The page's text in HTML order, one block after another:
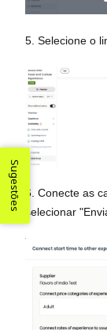
5. Selecione o
6. Conecte as
selecionar
Sugestões